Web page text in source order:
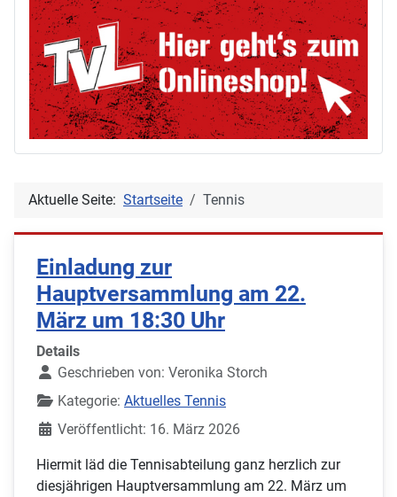
Aktuelle Seite: Startseite Tennis
Einladung zur
Hauptversammlung am 22.
März um 18:30 Uhr
Details
Geschrieben von: Veronika Storch
Kategorie: Aktuelles Tennis
Veröffentlicht: 16. März 2026
Hiermit läd die Tennisabteilung ganz herzlich zur
diesjährigen Hauptversammlung am 22. März um